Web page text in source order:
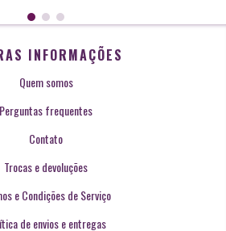
INFORMAÇÕES
Quem somos
Perguntas frequentes
Contato
Trocas e devoluções
e Condições de Serviço
de envios e entregas